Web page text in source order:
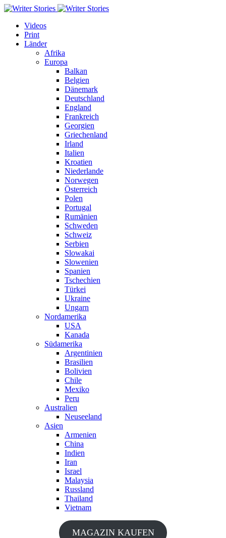
Videos
Print
Länder
Afrika
Europa
Balkan
Belgien
Dänemark
Deutschland
England
Frankreich
Georgien
Griechenland
Irland
Italien
Kroatien
Niederlande
Norwegen
Österreich
Polen
Portugal
Rumänien
Schweden
Schweiz
Serbien
Slowakai
Slowenien
Spanien
Tschechien
Türkei
Ukraine
Ungarn
Nordamerika
USA
Kanada
Südamerika
Argentinien
Brasilien
Bolivien
Chile
Mexiko
Peru
Australien
Neuseeland
Asien
Armenien
China
Indien
Iran
Israel
Malaysia
Russland
Thailand
Vietnam
MAGAZIN KAUFEN